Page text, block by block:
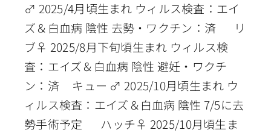
♂ 2025/4月頃生まれ ウィルス検査：エイ
ズ＆白血病 陰性 去勢・ワクチン：済 リ
ブ♀ 2025/8月下旬頃生まれ ウィルス検
査：エイズ＆白血病 陰性 避妊・ワクチ
ン：済 キュー ♂ 2025/10月頃生まれ ウ
ィルス検査：エイズ＆白血病 陰性 7/5に去
勢手術予定 ハッチ♀ 2025/10月頃生ま